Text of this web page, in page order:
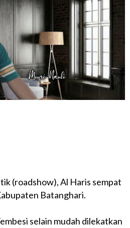
(roadshow), Al Haris sempat
Batanghari.
selain mudah dilekatkan